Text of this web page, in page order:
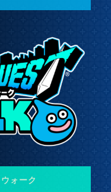
ォーク